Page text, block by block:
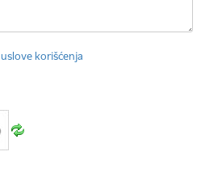
uslove korišćenja